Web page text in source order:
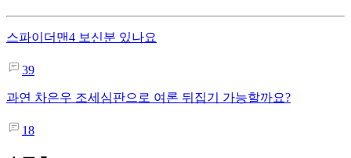
스파이더맨4 보신분 있나요
39
과연 차은우 조세심판으로 여론 뒤집기 가능할까요?
18